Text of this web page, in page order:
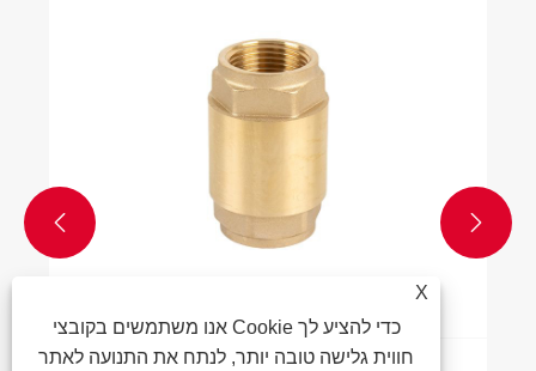
 
X
אנו משתמשים בקובצי Cookie כדי להציע לך
חווית גלישה טובה יותר, לנתח את התנועה לאתר